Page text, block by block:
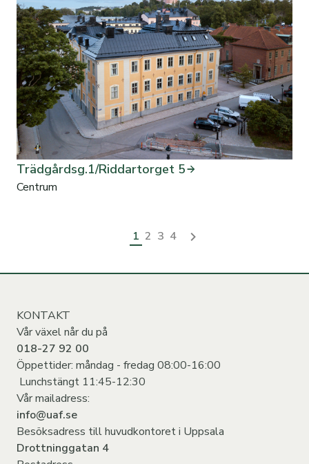
Trädgårdsg.1/Riddartorget 5
Centrum
1 2 3 4
KONTAKT
Vår växel når du på
018-27 92 00
Öppettider: måndag - fredag 08:00-16:00
Lunchstängt 11:45-12:30
Vår mailadress:
info@uaf.se
Besöksadress till huvudkontoret i Uppsala
Drottninggatan 4